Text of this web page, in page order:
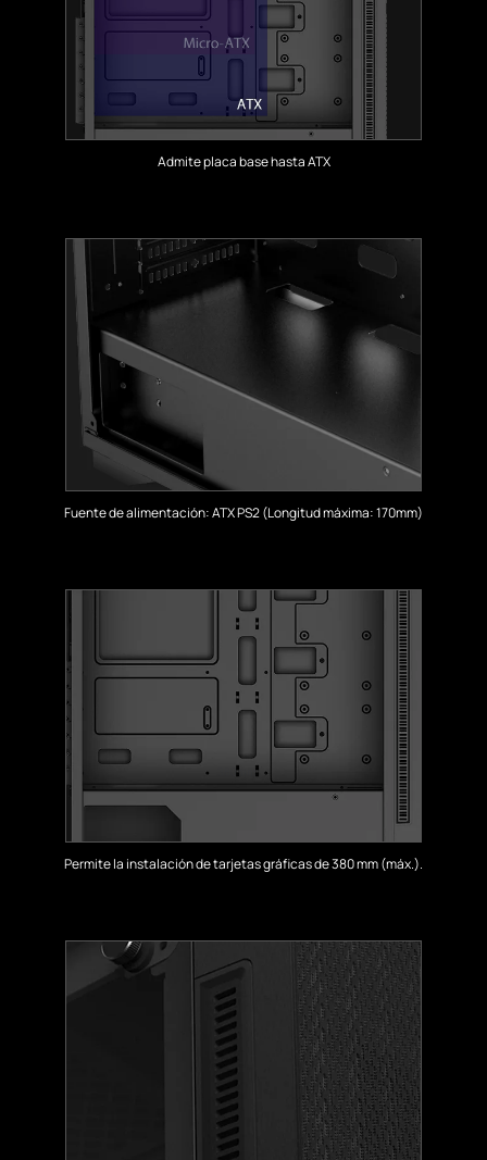
Admite placa base hasta ATX
Fuente de alimentación: ATX PS2 (Longitud máxima: 170mm)
Permite la instalación de tarjetas gráficas de 380 mm (máx.).